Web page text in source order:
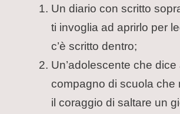
Un diario con scritto
ti invoglia ad aprirlo per
c’è scritto dentro;
Un’adolescente che dice
compagno di scuola che
il coraggio di saltare un